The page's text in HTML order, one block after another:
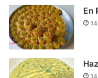
En